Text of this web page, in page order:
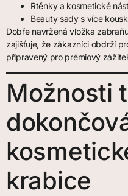
Rtěnky a kosmetické
Beauty sady s více
Dobře navržená vložka
zajišťuje, že zákazníci obdrží
připravený pro prémiový
Možnosti
krabice